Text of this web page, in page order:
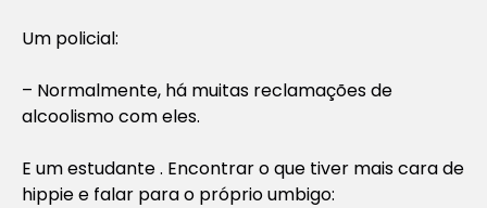
Um policial:
– Normalmente, há muitas reclamações de
alcoolismo com eles.
E um estudante . Encontrar o que tiver mais cara de
hippie e falar para o próprio umbigo: